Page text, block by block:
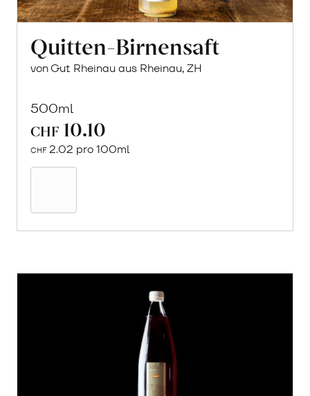
Quitten-Birnensaft
von Gut Rheinau aus Rheinau, ZH
500ml
CHF 10.10
CHF 2.02 pro 100ml